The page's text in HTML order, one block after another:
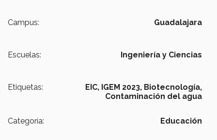
Campus: Guadalajara
Escuelas: Ingeniería y Ciencias
Etiquetas: EIC, IGEM 2023, Biotecnología,
Contaminación del agua
Categoría: Educación